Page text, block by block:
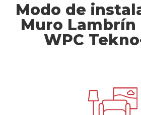
Modo de
Muro Lambrín
WPC